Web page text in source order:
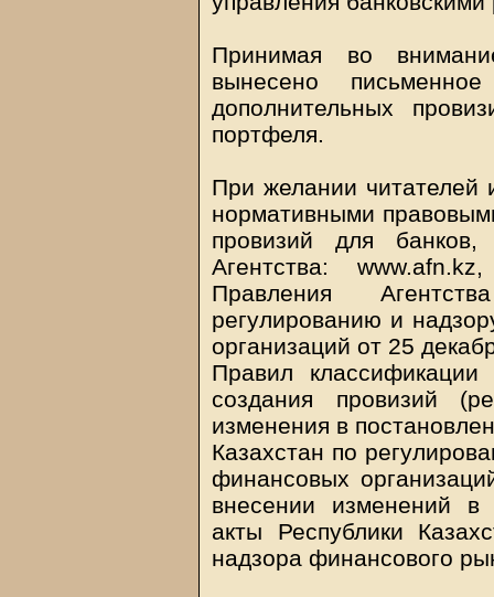
Принимая во
вынесено
дополнительных
портфеля.
При желании читателей
нормативными
провизий для
Агентства:
Правления
регулированию и
организаций от 25
Правил классификации
создания провизий
изменения в
Казахстан по
финансовых
внесении изменений в
акты Республики
надзора финансового